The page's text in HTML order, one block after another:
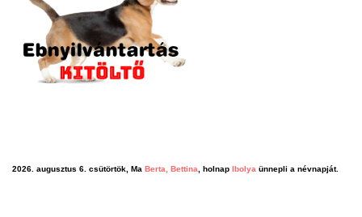
2026. augusztus 6. csütörtök, Ma Berta, Bettina , holnap Ibolya ünnepli a névnapját.